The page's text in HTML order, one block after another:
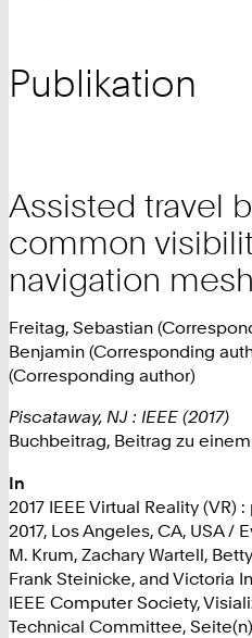
Publikation
Assisted travel
common
navigation
Freitag, Sebastian
Benjamin (Corresponding
(Corresponding author)
Piscataway, NJ : IEEE (2017)
Buchbeitrag, Beitrag zu
In
2017 IEEE Virtual Reality (VR)
2017, Los Angeles, CA, USA /
M. Krum, Zachary Wartell,
Frank Steinicke, and Victoria
IEEE Computer Society,
Technical Committee,